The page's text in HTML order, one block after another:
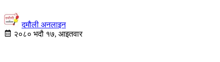
दमौली अनलाइन
२०८० भदौ १७, आइतवार